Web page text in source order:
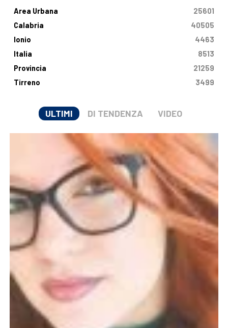
Area Urbana
25601
Calabria
40505
Ionio
4463
Italia
8513
Provincia
21259
Tirreno
3499
ULTIMI DI TENDENZA VIDEO